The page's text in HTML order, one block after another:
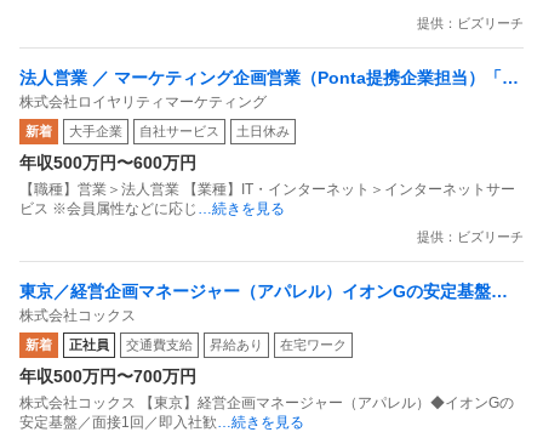
提供：ビズリーチ
法人営業 ／ マーケティング企画営業（Ponta提携企業担当）「国
内最大級の共通ポイントサービスを展開／無駄のない消費社会を
目指すデータマーケティングカンパニー」
株式会社ロイヤリティマーケティング
新着 大手企業 自社サービス 土日休み
年収500万円〜600万円
【職種】営業＞法人営業 【業種】IT・インターネット＞インターネットサー
ビス ※会員属性などに応じ
…続きを見る
提供：ビズリーチ
東京／経営企画マネージャー（アパレル）イオンGの安定基盤／
面接1回／即入社歓迎
株式会社コックス
新着 正社員 交通費支給 昇給あり 在宅ワーク
年収500万円〜700万円
株式会社コックス 【東京】経営企画マネージャー（アパレル）◆イオンGの
安定基盤／面接1回／即入社歓 …続きを見る